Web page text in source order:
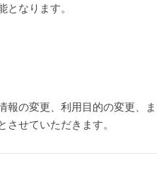
なります。
報の変更、利用目的の変更、
せていただきます。